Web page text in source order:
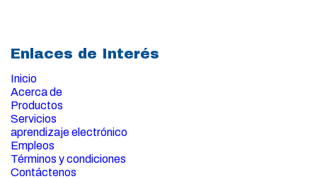
Enlaces de Interés
Inicio
Acerca de
Productos
Servicios
aprendizaje electrónico
Empleos
Términos y condiciones
Contáctenos